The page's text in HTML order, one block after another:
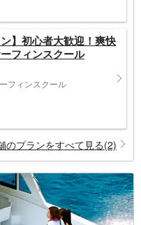
】初心者大歓迎！爽快
フィンスクール
フィンスクール
のプランをすべて見る(2)